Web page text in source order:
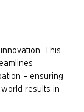
This
– ensuring
results in